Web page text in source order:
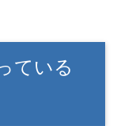
ている